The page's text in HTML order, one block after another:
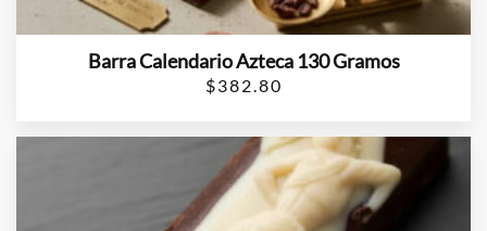
Barra Calendario Azteca 130 Gramos
$382.80